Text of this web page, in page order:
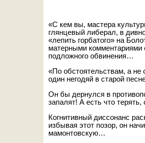
«С кем вы, мастера
глянцевый либерал, в
«лепить горбатого» на
матерными комментариями
подложного обвинения…
«По обстоятельствам, а не
один негодяй в старой
Он бы дернулся в
запалят! А есть что
Когнитивный диссонанс
избывая этот позор, он
мамонтовскую…